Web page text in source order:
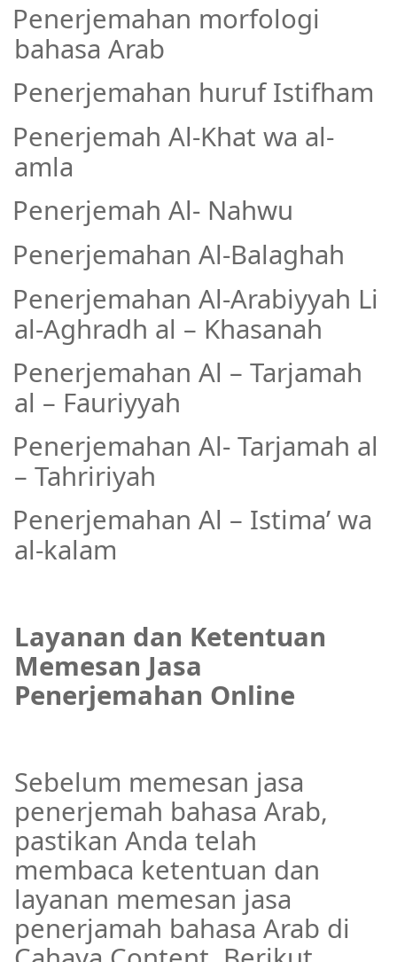
Penerjemahan morfologi
bahasa Arab
Penerjemahan huruf Istifham
Penerjemah Al-Khat wa al-
amla
Penerjemah Al- Nahwu
Penerjemahan Al-Balaghah
Penerjemahan Al-Arabiyyah Li
al-Aghradh al – Khasanah
Penerjemahan Al – Tarjamah
al – Fauriyyah
Penerjemahan Al- Tarjamah al
– Tahririyah
Penerjemahan Al – Istima’ wa
al-kalam
Layanan dan Ketentuan
Memesan Jasa
Penerjemahan Online
Sebelum memesan jasa
penerjemah bahasa Arab,
pastikan Anda telah
membaca ketentuan dan
layanan memesan jasa
penerjamah bahasa Arab di